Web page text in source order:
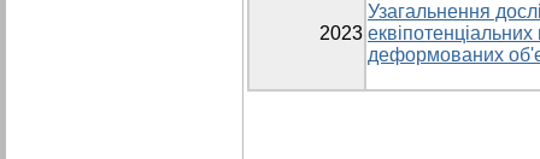
2023
Узагальнення
деформованих